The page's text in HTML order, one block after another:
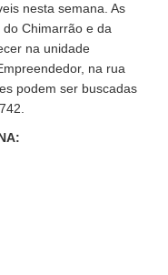
nesta semana. As
Chimarrão e da
na unidade
na rua
podem ser buscadas